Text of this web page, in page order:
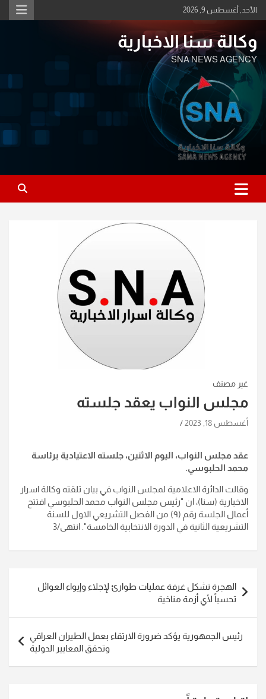
Skip
to
الأحد, أغسطس 9, 2026
وكالة سنا الاخبارية
SNA NEWS AGENCY
غير مصنف
مجلس النواب يعقد جلسته
أغسطس 18, 2023
عقد مجلس النواب، اليوم الاثنين، جلسته الاعتيادية برئاسة
محمد الحلبوسي.
وقالت الدائرة الاعلامية لمجلس النواب في بيان تلقته وكالة اسرار
الاخبارية (سنا)، ان "رئيس مجلس النواب محمد الحلبوسي افتتح
أعمال الجلسة رقم (٩) من الفصل التشريعي الاول للسنة
التشريعية الثانية في الدورة الانتخابية الخامسة". انتهى/3
المقالات
الهجرة تشكل غرفة عمليات طوارئ لإجلاء وإيواء العوائل
تحسباً لأي أزمة مناخية
رئيس الجمهورية يؤكد ضرورة الارتقاء بعمل الطيران العراقي
وتحقق المعايير الدولية